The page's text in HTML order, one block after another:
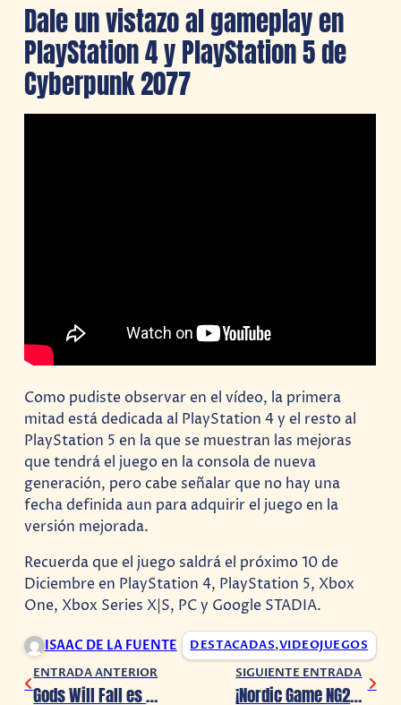
Dale un vistazo al gameplay en
PlayStation 4 y PlayStation 5 de
Cyberpunk 2077
Como pudiste observar en el vídeo, la primera
mitad está dedicada al PlayStation 4 y el resto al
PlayStation 5 en la que se muestran las mejoras
que tendrá el juego en la consola de nueva
generación, pero cabe señalar que no hay una
fecha definida aun para adquirir el juego en la
versión mejorada.
Recuerda que el juego saldrá el próximo 10 de
Diciembre en PlayStation 4, PlayStation 5, Xbox
One, Xbox Series X|S, PC y Google STADIA.
ISAAC DE LA FUENTE DESTACADAS,VIDEOJUEGOS
ENTRADA ANTERIOR
Gods Will Fall es anunciado para PlayStation 4, Nintendo Switch, Xbox One y PC.
SIGUIENTE ENTRADA
¡Nordic Game NG20 + está por comenzar!